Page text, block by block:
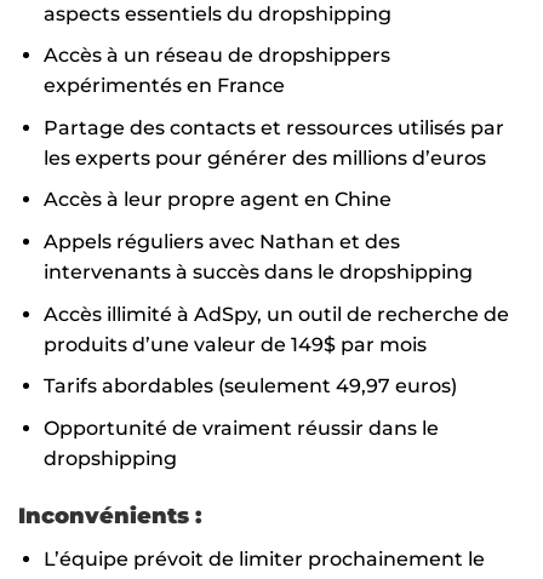
aspects essentiels du dropshipping
Accès à un réseau de dropshippers
expérimentés en France
Partage des contacts et ressources utilisés par
les experts pour générer des millions d’euros
Accès à leur propre agent en Chine
Appels réguliers avec Nathan et des
intervenants à succès dans le dropshipping
Accès illimité à AdSpy, un outil de recherche de
produits d’une valeur de 149$ par mois
Tarifs abordables (seulement 49,97 euros)
Opportunité de vraiment réussir dans le
dropshipping
Inconvénients :
L’équipe prévoit de limiter prochainement le